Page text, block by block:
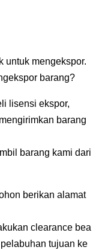
untuk mengekspor.
barang?
lisensi ekspor,
barang
barang kami dari
berikan alamat
clearance bea
tujuan ke